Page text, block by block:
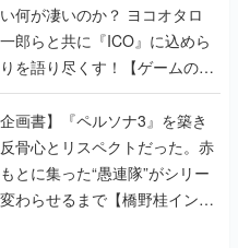
何が凄いのか？ ヨコオタロ
郎らと共に『ICO』に込めら
を語り尽くす！【ゲームの企
企画書】『ペルソナ3』を築き
骨心とリスペクトだった。赤
とに集った“愚連隊”がシリー
わらせるまで【橋野桂インタ